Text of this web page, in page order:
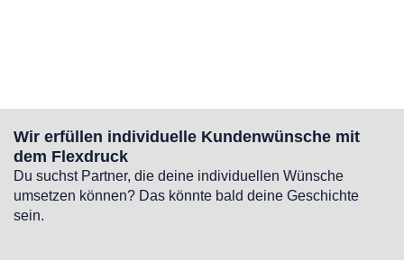
Wir erfüllen individuelle Kundenwünsche mit
dem Flexdruck
Du suchst Partner, die deine individuellen Wünsche
umsetzen können? Das könnte bald deine Geschichte
sein.